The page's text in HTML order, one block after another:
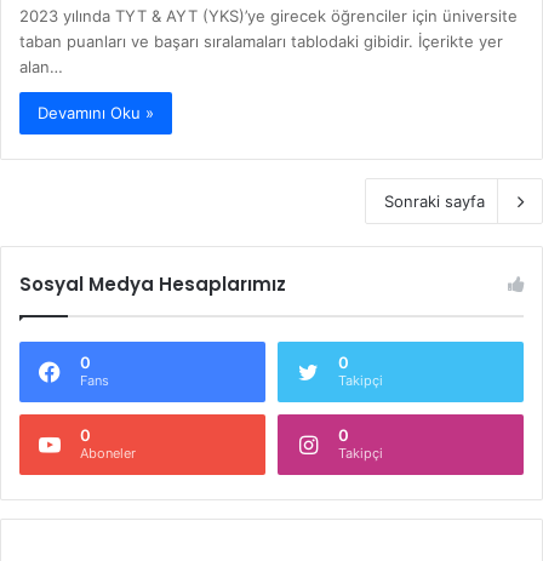
2023 yılında TYT & AYT (YKS)’ye girecek öğrenciler için üniversite
taban puanları ve başarı sıralamaları tablodaki gibidir. İçerikte yer
alan…
Devamını Oku »
Sonraki sayfa
Sosyal Medya Hesaplarımız
0
Fans
0
Takipçi
0
Aboneler
0
Takipçi